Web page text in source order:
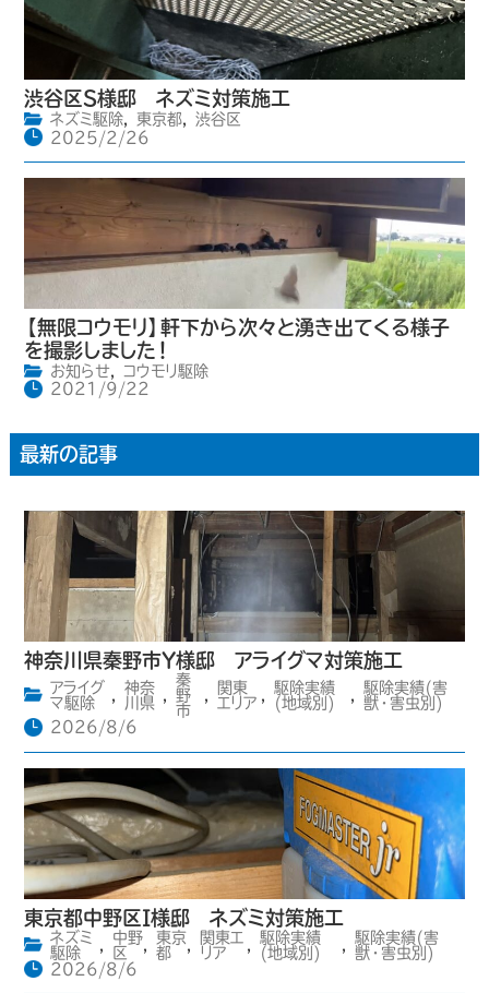
渋谷区S様邸 ネズミ対策施工
ネズミ駆除, 東京都,
渋谷区
2025/2/26
【無限コウモリ】軒下から次々と湧き出てくる様子
を撮影しました！
お知らせ,
コウモリ駆除
2021/9/22
最新の記事
神奈川県秦野市Y様邸 アライグマ対策施工
アライグ
マ駆除
神奈
川県
秦
野
市
関東
エリア
駆除実績
(地域別)
駆除実績(害
獣・害虫別)
2026/8/6
東京都中野区I様邸 ネズミ対策施工
ネズミ
駆除
中野
区
東京
都
関東エ
リア
駆除実績
(地域別)
駆除実績(害
獣・害虫別)
2026/8/6